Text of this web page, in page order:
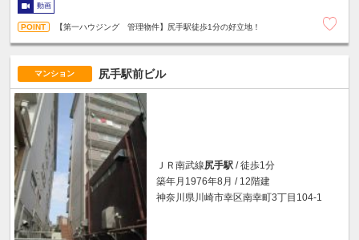
動画
【第一ハウジング 管理物件】尻手駅徒歩1分の好立地！
マンション 尻手駅前ビル
ＪＲ南武線尻手駅 / 徒歩1分
築年月1976年8月 / 12階建
神奈川県川崎市幸区南幸町3丁目104-1